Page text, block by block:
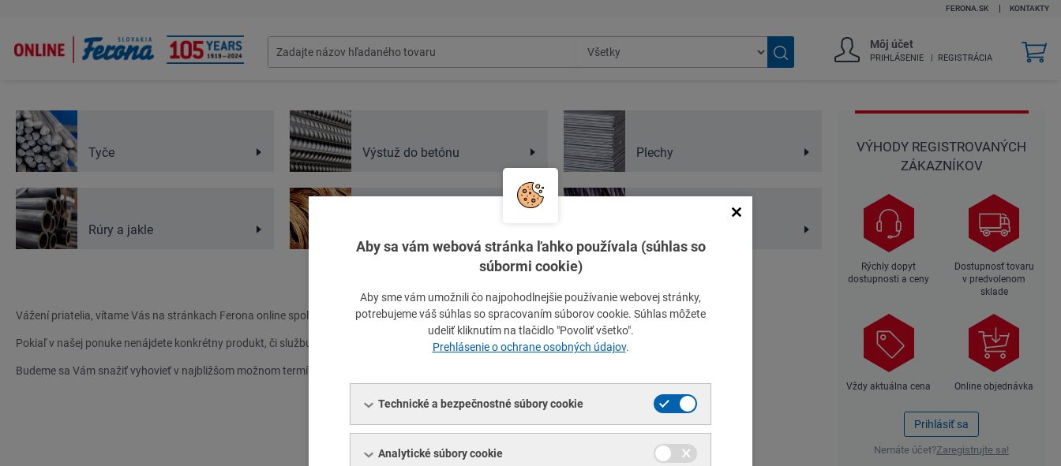
Vyhľadať
Môj účet
PRIHLÁSENIE REGISTRÁCIA
v
FERONA.SK KONTAKTY
Tyče Výstuž do betónu Plechy
Rúry a jakle
Ferona
Online
Vážení priatelia, vítame Vás na stránkach Ferona online spoločnosti FERONA Slovakia, a.s.
Pokiaľ v našej ponuke nenájdete konkrétny produkt, či službu, kontaktujte nás s dopytom na ferona@zilina.ferona.sk.
Budeme sa Vám snažiť vyhovieť v najbližšom možnom termíne.
VÝHODY REGISTROVANÝCH
ZÁKAZNÍKOV
Rýchly dopyt
dostupnosti a ceny
Dostupnosť tovaru
v predvolenom
sklade
Vždy aktuálna cena Online objednávka
Prihlásiť sa
Nemáte účet?Zaregistrujte sa!
Aby sa vám webová stránka ľahko používala (súhlas so
súbormi cookie)
Aby sme vám umožnili čo najpohodlnejšie používanie webovej stránky,
potrebujeme váš súhlas so spracovaním súborov cookie. Súhlas môžete
udeliť kliknutím na tlačidlo "Povoliť všetko".
Prehlásenie o ochrane osobných údajov.
Technické a bezpečnostné súbory cookie
Analytické súbory cookie